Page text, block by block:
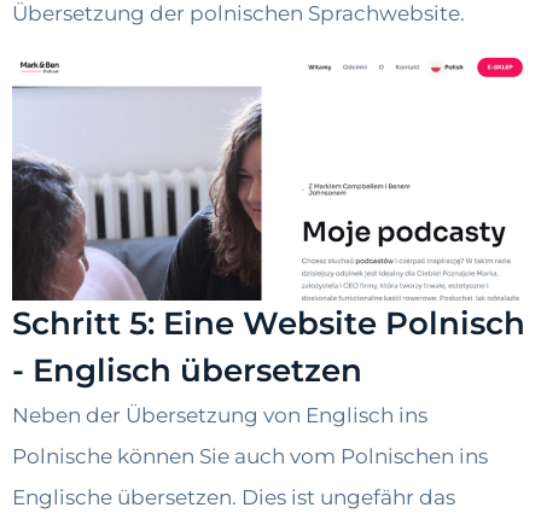
Übersetzung der polnischen Sprachwebsite.
Schritt 5: Eine Website Polnisch
- Englisch übersetzen
Neben der Übersetzung von Englisch ins
Polnische können Sie auch vom Polnischen ins
Englische übersetzen. Dies ist ungefähr das